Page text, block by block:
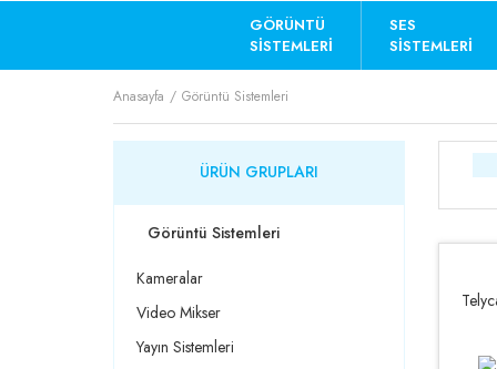
GÖRÜNTÜ
SISTEMLERI
SES
SISTEMLERI
Anasayfa Görüntü Sistemleri
ÜRÜN GRUPLARI
Görüntü Sistemleri
Kameralar
Video Mikser
Yayın Sistemleri